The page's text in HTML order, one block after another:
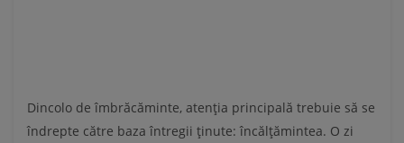
Dincolo de îmbrăcăminte, atenția principală trebuie să se
îndrepte către baza întregii ținute: încălțămintea. O zi